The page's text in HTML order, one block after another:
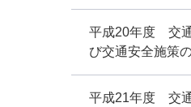
平成20年度 交
び交通安全施策
平成21年度 交